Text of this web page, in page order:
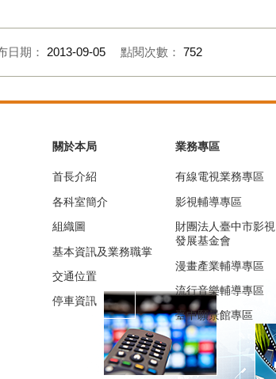
日期： 2013-09-05 點閱次數： 752
關於本局
首長介紹
各科室簡介
組織圖
基本資訊及業務職掌
交通位置
停車資訊
業務專區
有線電視業務專區
影視輔導專區
財團法人臺中市影視
發展基金會
漫畫產業輔導專區
流行音樂輔導專區
臺中願景館專區